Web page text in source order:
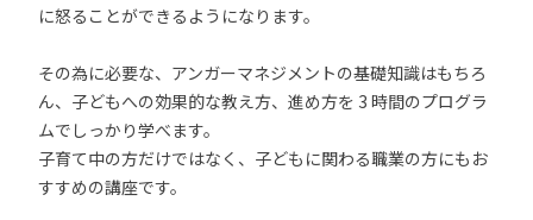
に怒ることができるようになります。
その為に必要な、アンガーマネジメントの基礎知識はもちろ
ん、子どもへの効果的な教え方、進め方を 3 時間のプログラ
ムでしっかり学べます。
子育て中の方だけではなく、子どもに関わる職業の方にもお
すすめの講座です。